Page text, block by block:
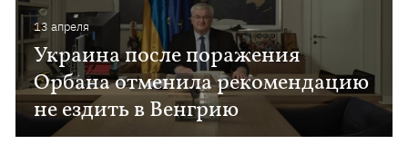
13 апреля
Украина после поражения
Орбана отменила рекомендацию
не ездить в Венгрию